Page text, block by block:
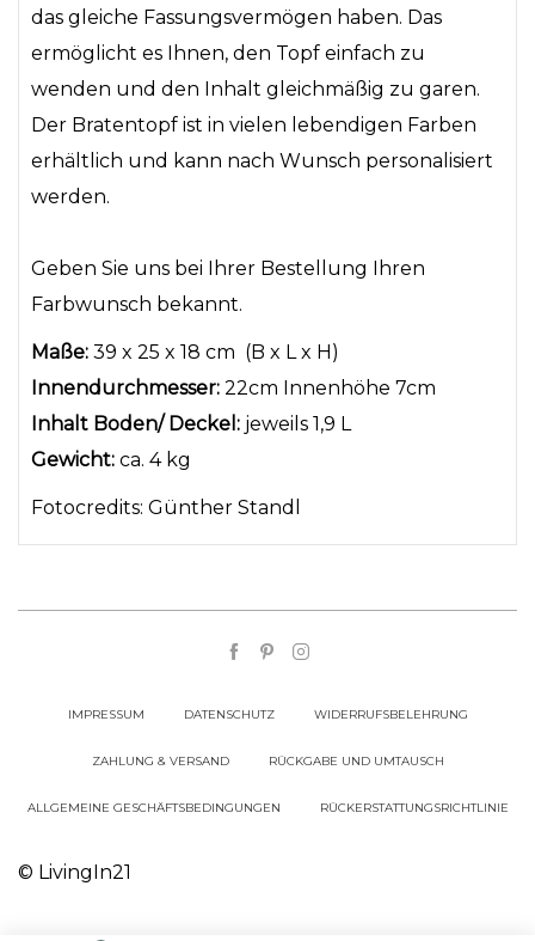
das gleiche Fassungsvermögen haben. Das
ermöglicht es Ihnen, den Topf einfach zu
wenden und den Inhalt gleichmäßig zu garen.
Der Bratentopf ist in vielen lebendigen Farben
erhältlich und kann nach Wunsch personalisiert
werden.
Geben Sie uns bei Ihrer Bestellung Ihren
Farbwunsch bekannt.
Maße: 39 x 25 x 18 cm (B x L x H)
Innendurchmesser: 22cm Innenhöhe 7cm
Inhalt Boden/ Deckel: jeweils 1,9 L
Gewicht: ca. 4 kg
Fotocredits: Günther Standl
IMPRESSUM DATENSCHUTZ WIDERRUFSBELEHRUNG
ZAHLUNG & VERSAND RÜCKGABE UND UMTAUSCH
ALLGEMEINE GESCHÄFTSBEDINGUNGEN RÜCKERSTATTUNGSRICHTLINIE
© LivingIn21